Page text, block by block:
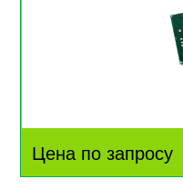
Цена по запросу